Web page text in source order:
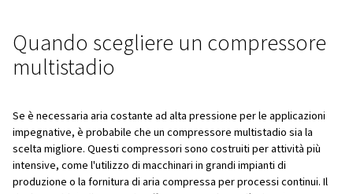
pneumatici. I compressori multistadio vengono
ambienti per impieghi gravosi in cui l'aria ad alta
automobilistica.